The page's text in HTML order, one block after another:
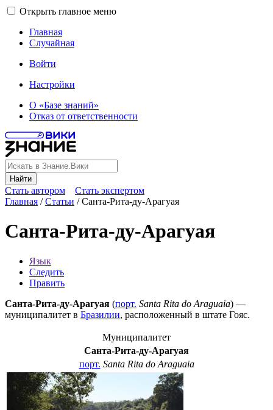
Открыть главное меню
Главная
Случайная
Войти
Настройки
О «Базе знаний»
Отказ от ответственности
Найти
Стать автором
Стать экспертом
Главная /Статьи /Санта-Рита-ду-Арагуая
Санта-Рита-ду-Арагуая
Язык
Следить
Править
Санта-Рита-ду-Арагуая (порт. Santa Rita do Araguaia) —
муниципалитет в Бразилии, расположенный в штате Гояс.
Муниципалитет
Санта-Рита-ду-Арагуая
порт. Santa Rita do Araguaia